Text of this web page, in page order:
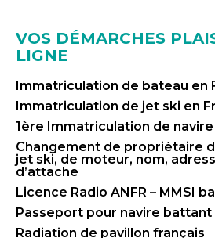
VOS DÉMARCHES
LIGNE
Immatriculation de bateau en
Immatriculation de jet ski en
1ère Immatriculation de navire
Changement de propriétaire
jet ski, de moteur, nom,
d’attache
Licence Radio ANFR – MMSI
Passeport pour navire
Radiation de pavillon français